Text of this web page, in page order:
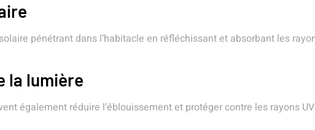
pénétrant dans l’habitacle en réfléchissant et absorbant les
la lumière
également réduire l’éblouissement et protéger contre les rayons